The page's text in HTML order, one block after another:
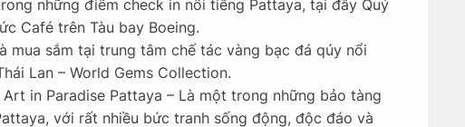
những điểm check in nổi tiếng Pattaya, tại đây Quý
Café trên Tàu bay Boeing.
sắm tại trung tâm chế tác vàng bạc đá qúy‎ nổi
Lan – World Gems Collection.
in Paradise Pattaya – Là một trong những bảo tàng
với rất nhiều bức tranh sống động, độc đáo và